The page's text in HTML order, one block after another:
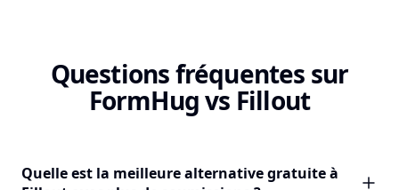
Questions fréquentes sur
FormHug vs Fillout
Quelle est la meilleure alternative gratuite à